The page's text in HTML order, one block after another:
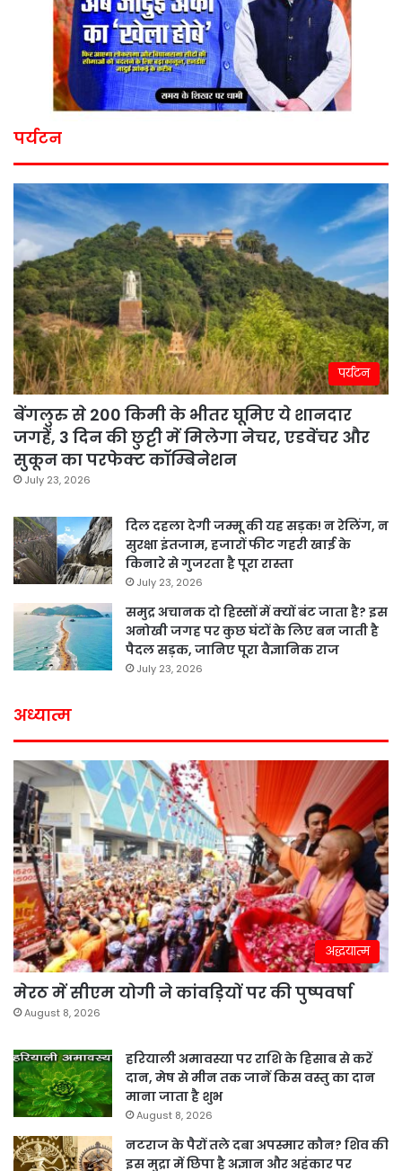
पर्यटन
पर्यटन
बेंगलुरु से 200 किमी के भीतर घूमिए ये शानदार
जगहें, 3 दिन की छुट्टी में मिलेगा नेचर, एडवेंचर और
सुकून का परफेक्ट कॉम्बिनेशन
July 23, 2026
दिल दहला देगी जम्मू की यह सड़क! न रेलिंग, न
सुरक्षा इंतजाम, हजारों फीट गहरी खाई के
किनारे से गुजरता है पूरा रास्ता
July 23, 2026
समुद्र अचानक दो हिस्सों में क्यों बंट जाता है? इस
अनोखी जगह पर कुछ घंटों के लिए बन जाती है
पैदल सड़क, जानिए पूरा वैज्ञानिक राज
July 23, 2026
अध्यात्म
अद्धयात्म
मेरठ में सीएम योगी ने कांवड़ियों पर की पुष्पवर्षा
August 8, 2026
हरियाली अमावस्या पर राशि के हिसाब से करें
दान, मेष से मीन तक जानें किस वस्तु का दान
माना जाता है शुभ
August 8, 2026
नटराज के पैरों तले दबा अपस्मार कौन? शिव की
इस मुद्रा में छिपा है अज्ञान और अहंकार पर